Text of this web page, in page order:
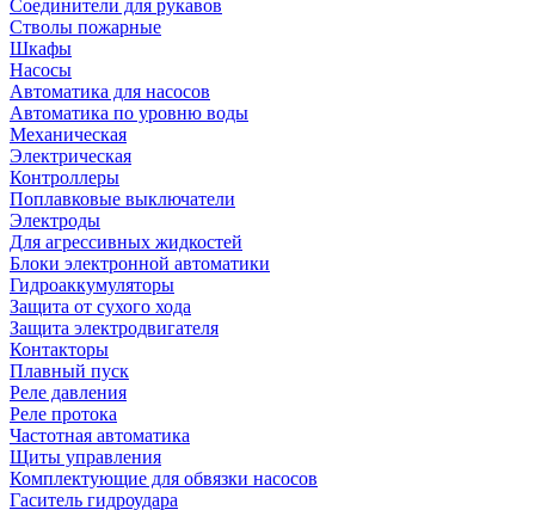
Соединители для рукавов
Стволы пожарные
Шкафы
Насосы
Автоматика для насосов
Автоматика по уровню воды
Механическая
Электрическая
Контроллеры
Поплавковые выключатели
Электроды
Для агрессивных жидкостей
Блоки электронной автоматики
Гидроаккумуляторы
Защита от сухого хода
Защита электродвигателя
Контакторы
Плавный пуск
Реле давления
Реле протока
Частотная автоматика
Щиты управления
Комплектующие для обвязки насосов
Гаситель гидроудара